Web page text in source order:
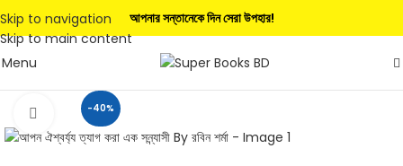
Skip to navigation
Skip to main content
আপনার সন্তানেকে দিন সেরা উপহার!
Menu
-40%
Click to enlarge